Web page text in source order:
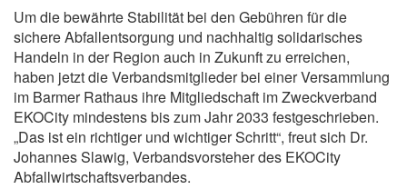
Um die bewährte Stabilität bei den Gebühren für die
sichere Abfallentsorgung und nachhaltig solidarisches
Handeln in der Region auch in Zukunft zu erreichen,
haben jetzt die Verbandsmitglieder bei einer Versammlung
im Barmer Rathaus ihre Mitgliedschaft im Zweckverband
EKOCity mindestens bis zum Jahr 2033 festgeschrieben.
„Das ist ein richtiger und wichtiger Schritt“, freut sich Dr.
Johannes Slawig, Verbandsvorsteher des EKOCity
Abfallwirtschaftsverbandes.